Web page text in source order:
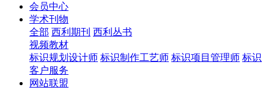
会员中心
学术刊物
全部 西利期刊 西利丛书
视频教材
标识规划设计师 标识制作工艺师 标识项目管理师 标识
客户服务
网站联盟